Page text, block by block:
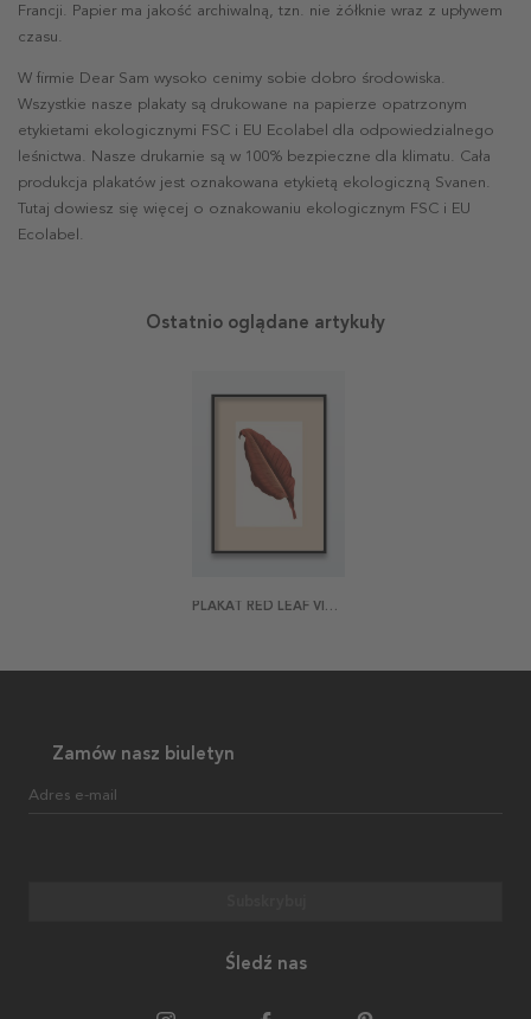
Francji. Papier ma jakość archiwalną, tzn. nie żółknie wraz z upływem
czasu.
W firmie Dear Sam wysoko cenimy sobie dobro środowiska.
Wszystkie nasze plakaty są drukowane na papierze opatrzonym
etykietami ekologicznymi FSC i EU Ecolabel dla odpowiedzialnego
leśnictwa. Nasze drukarnie są w 100% bezpieczne dla klimatu. Cała
produkcja plakatów jest oznakowana etykietą ekologiczną Svanen.
Tutaj dowiesz się więcej o oznakowaniu ekologicznym FSC i EU
Ecolabel.
Ostatnio oglądane artykuły
PLAKAT RED LEAF VINTAGE
Zamów nasz biuletyn
Adres e-mail
Śledź nas